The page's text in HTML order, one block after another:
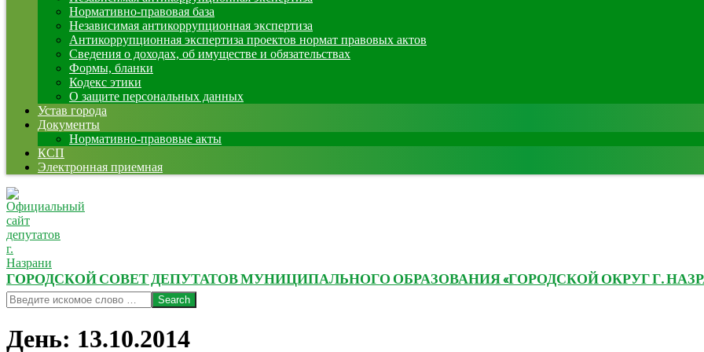
Нормативно-правовая база
Независимая антикоррупционная экспертиза
Антикоррупционная экспертиза проектов нормат правовых актов
Сведения о доходах, об имуществе и обязательствах
Формы, бланки
Кодекс этики
О защите персональных данных
Устав города
Документы
Нормативно-правовые акты
КСП
Электронная приемная
ГОРОДСКОЙ СОВЕТ ДЕПУТАТОВ МУНИЦИПАЛЬНОГО ОБРАЗОВАНИЯ «ГОРОДСКОЙ ОКРУГ Г.
Search
День: 13.10.2014